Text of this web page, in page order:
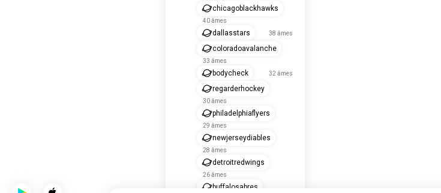
chicagoblackhawks
40 âmes
dallasstars 38 âmes
coloradoavalanche
33 âmes
bodycheck 32 âmes
regarderhockey
30 âmes
philadelphiaflyers
29 âmes
newjerseydiables
28 âmes
detroitredwings
26 âmes
buffalosabres